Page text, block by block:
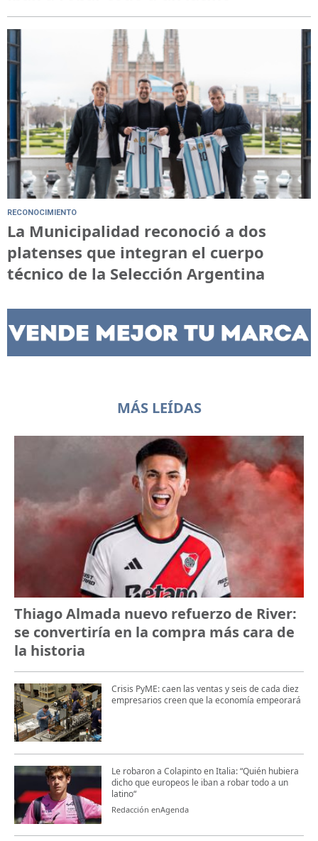
RECONOCIMIENTO
La Municipalidad reconoció a dos
platenses que integran el cuerpo
técnico de la Selección Argentina
MÁS LEÍDAS
Thiago Almada nuevo refuerzo de River:
se convertiría en la compra más cara de
la historia
Crisis PyME: caen las ventas y seis de cada diez
empresarios creen que la economía empeorará
Le robaron a Colapinto en Italia: “Quién hubiera
dicho que europeos le iban a robar todo a un
latino“
Redacción enAgenda